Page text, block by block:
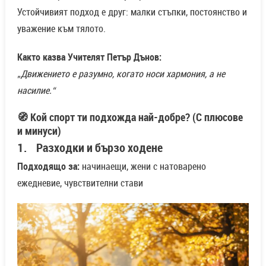
Устойчивият подход е друг: малки стъпки, постоянство и
уважение към тялото.
Както казва Учителят Петър Дънов:
„Движението е разумно, когато носи хармония, а не
насилие.“
🧭 Кой спорт ти подхожда най-добре? (С плюсове
и минуси)
1. Разходки и бързо ходене
Подходящо за:начинаещи, жени с натоварено
ежедневие, чувствителни стави